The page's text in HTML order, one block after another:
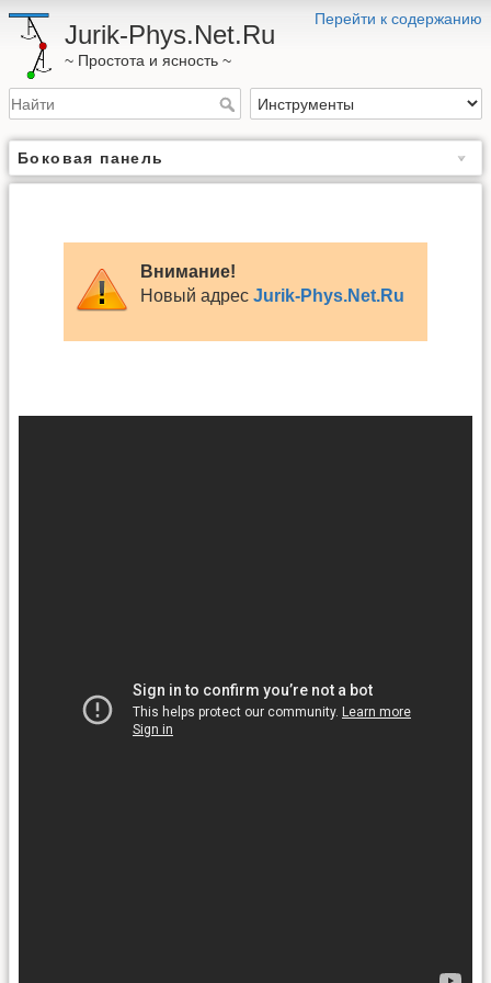
Перейти к содержанию
Jurik-Phys.Net.Ru
~ Простота и ясность ~
Боковая панель
Внимание!
Новый адресJurik-Phys.Net.Ru